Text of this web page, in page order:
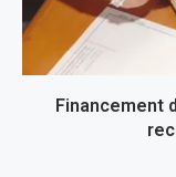
Financement